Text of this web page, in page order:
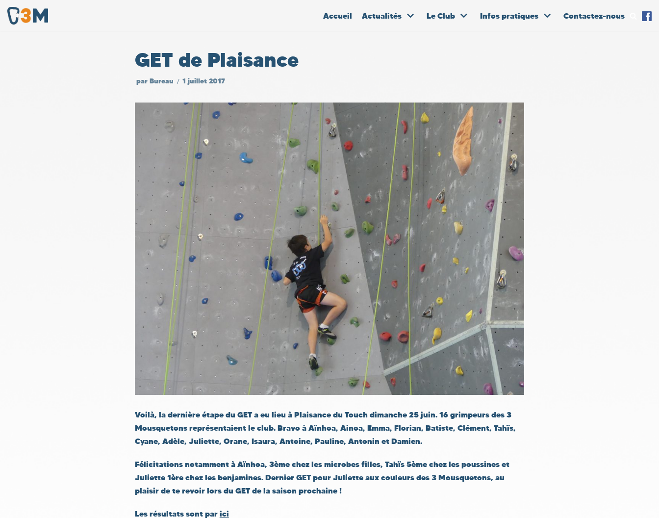
Aller
Accueil Actualités Le Club Infos pratiques Contactez-nous
GET de Plaisance
par Bureau 1 juillet 2017
Voilà, la dernière étape du GET a eu lieu à Plaisance du Touch dimanche 25 juin. 16 grimpeurs des 3
Mousquetons représentaient le club. Bravo à Aïnhoa, Ainoa, Emma, Florian, Batiste, Clément, Tahïs,
Cyane, Adèle, Juliette, Orane, Isaura, Antoine, Pauline, Antonin et Damien.
Félicitations notamment à Aïnhoa, 3ème chez les microbes filles, Tahïs 5ème chez les poussines et
Juliette 1ère chez les benjamines. Dernier GET pour Juliette aux couleurs des 3 Mousquetons, au
plaisir de te revoir lors du GET de la saison prochaine !
Les résultats sont parici